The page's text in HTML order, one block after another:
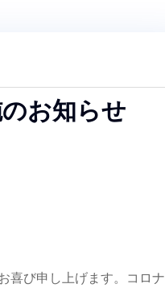
お知らせ
喜び申し上げます。コロナ